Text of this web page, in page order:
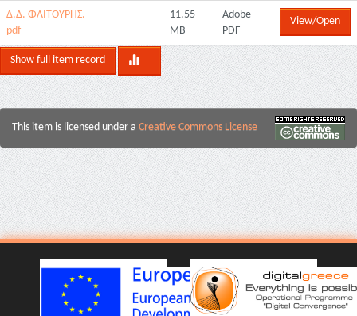
Δ.Δ. ΦΛΙΤΟΥΡΗΣ.
pdf
11.55
MB
Adobe
PDF
View/Open
Show full item record
This item is licensed under a Creative Commons License